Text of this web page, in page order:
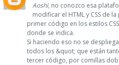
Aoshi, no conozco esa
modificar el HTML y CSS de
primer código en los estilos
donde se indica.
Si haciendo eso no se
todos los &quot; que están
tercer código, por comillas